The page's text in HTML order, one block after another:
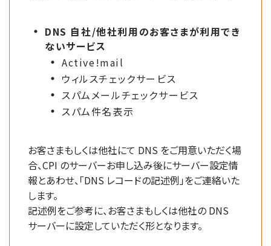
DNS 自社/他社利用のお客さまが利用でき
ないサービス
Active!mail
ウィルスチェックサービス
スパムメールチェックサービス
スパム件名表示
お客さまもしくは他社にて DNS をご用意いただく場
合、CPI のサーバーお申し込み後にサーバー設定情
報とあわせ、「DNS レコードの記述例」をご連絡いた
します。
記述例をご参考に、お客さまもしくは他社の DNS
サーバーに設定していただく形となります。